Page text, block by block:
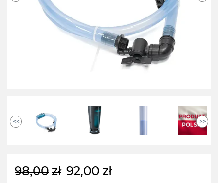
<< >>
98,00 zł
Pierwotna
92,00 zł
Aktualna